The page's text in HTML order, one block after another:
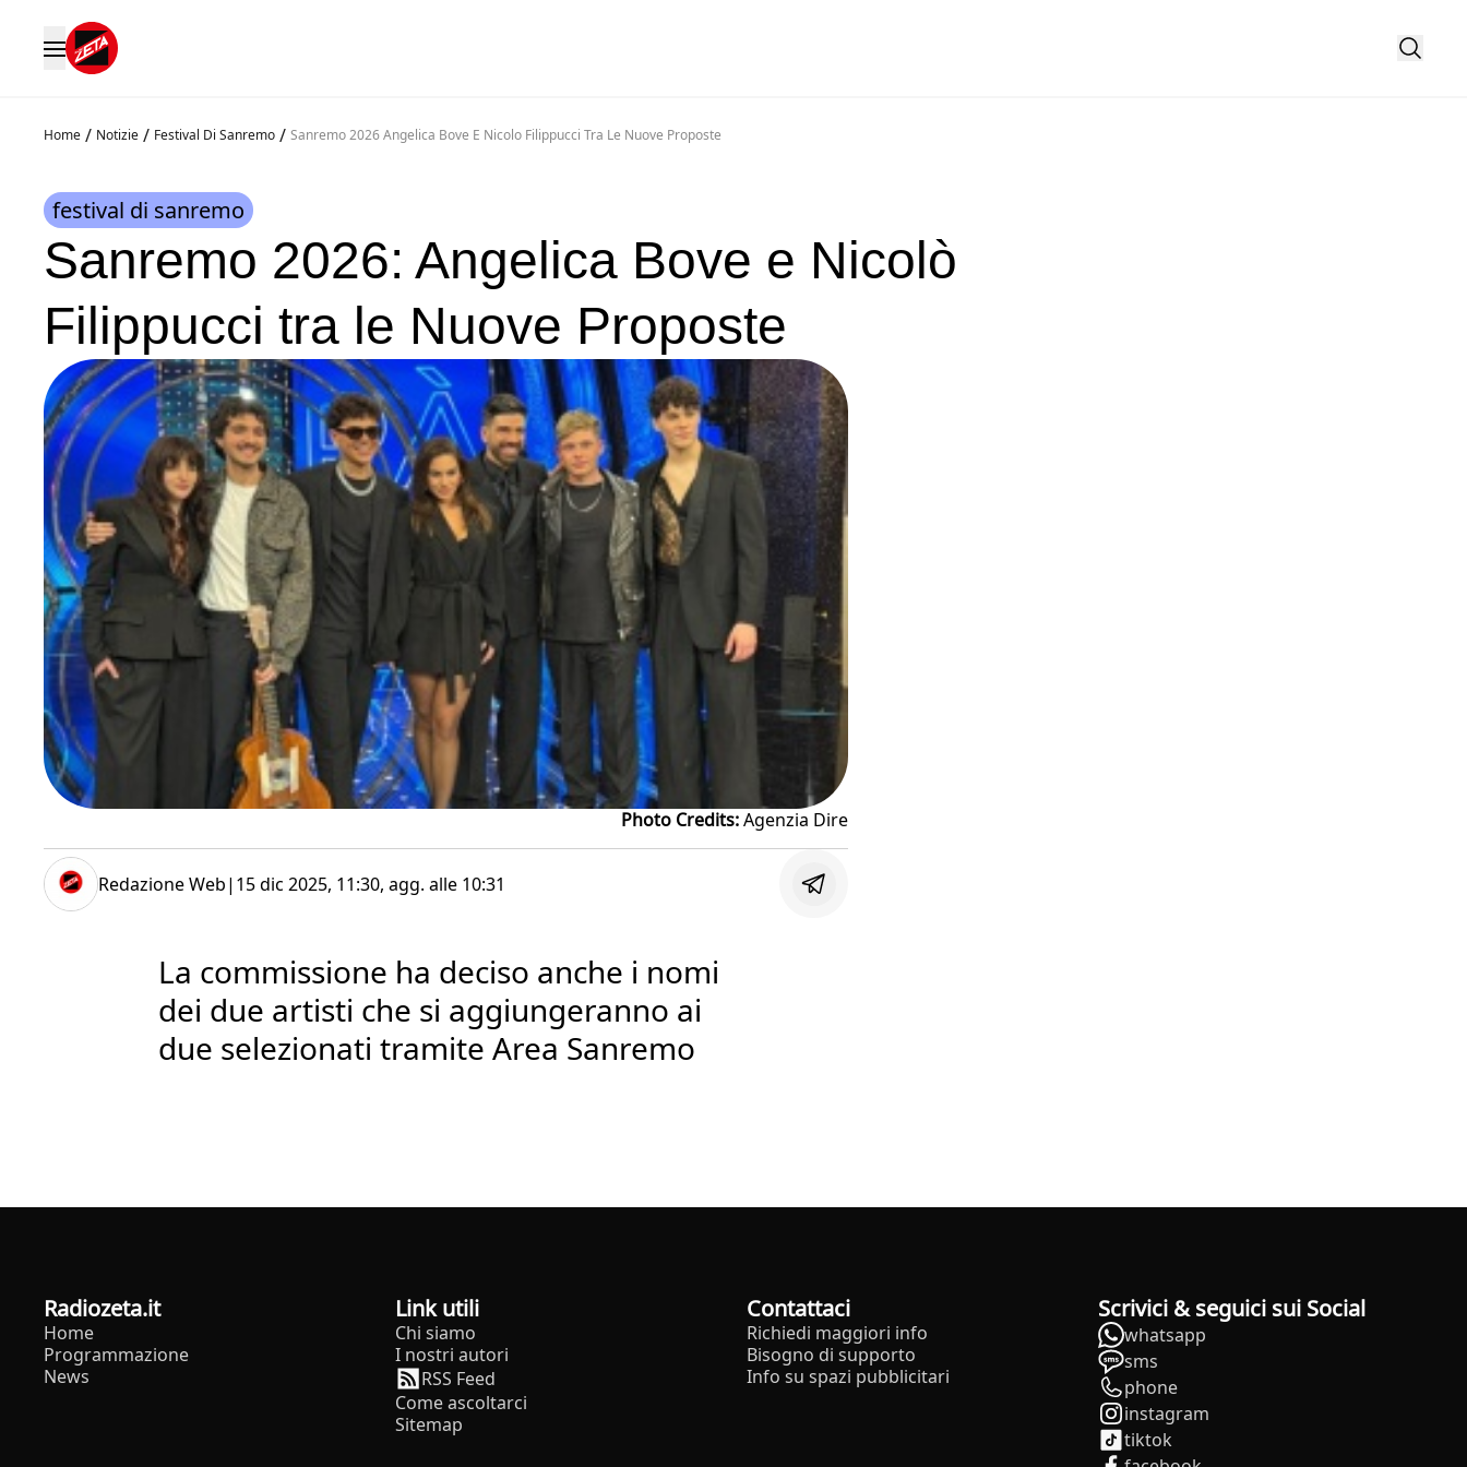
Home / Notizie / Festival Di Sanremo / Sanremo 2026 Angelica Bove E Nicolo Filippucci Tra Le Nuove Proposte
festival di sanremo
Sanremo 2026: Angelica Bove e Nicolò
Filippucci tra le Nuove Proposte
Photo Credits:Agenzia Dire
Redazione Web| 15 dic 2025, 11:30, agg. alle 10:31
La commissione ha deciso anche i nomi
dei due artisti che si aggiungeranno ai
due selezionati tramite Area Sanremo
radiozeta.it
Home
Programmazione
News
Link utili
Chi siamo
I nostri autori
RSS Feed
Come ascoltarci
Sitemap
Contattaci
Richiedi maggiori info
Bisogno di supporto
Info su spazi pubblicitari
Scrivici & seguici sui Social
whatsapp
sms
phone
instagram
tiktok